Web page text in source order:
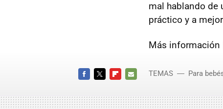
mal hablando de
práctico y a
Más información
MAIL
TEMAS Para